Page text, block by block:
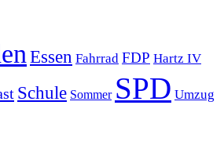
Essen Fahrrad FDP Hartz IV
Schule Sommer SPD Umzug